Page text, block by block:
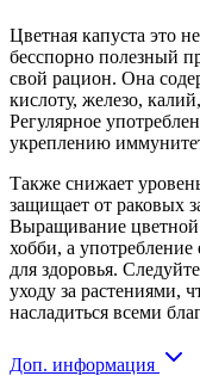
Цветная капуста это
бесспорно полезный
свой рацион. Она
кислоту, железо,
Регулярное
укреплению
Также снижает
защищает от раковых
Выращивание цветной
хобби, а
для здоровья.
уходу за растениями,
насладиться всеми
Доп. информация